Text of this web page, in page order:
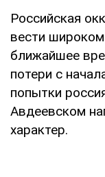
Российская
вести
ближайшее
потери с
попытки
Авдеевском
характер.